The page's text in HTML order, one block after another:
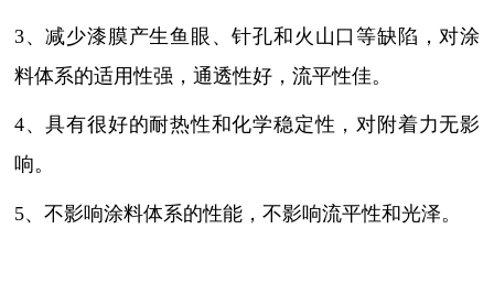
3、减少漆膜产生鱼眼、针孔和火山口等缺陷，对涂
料体系的适用性强，通透性好，流平性佳。
4、具有很好的耐热性和化学稳定性，对附着力无影
响。
5、不影响涂料体系的性能，不影响流平性和光泽。